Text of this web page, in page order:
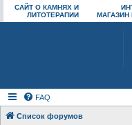
САЙТ О КАМНЯХ И
ЛИТОТЕРАПИИ
МАГАЗИН
FAQ
Список форумов